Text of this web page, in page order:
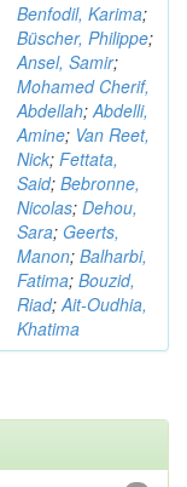
Benfodil, Karima;
Büscher, Philippe;
Ansel, Samir;
Mohamed Cherif,
Abdellah;Abdelli,
Amine; Van Reet,
Nick; Fettata,
Said; Bebronne,
Nicolas; Dehou,
Sara; Geerts,
Manon; Balharbi,
Fatima; Bouzid,
Riad;Ait-Oudhia,
Khatima